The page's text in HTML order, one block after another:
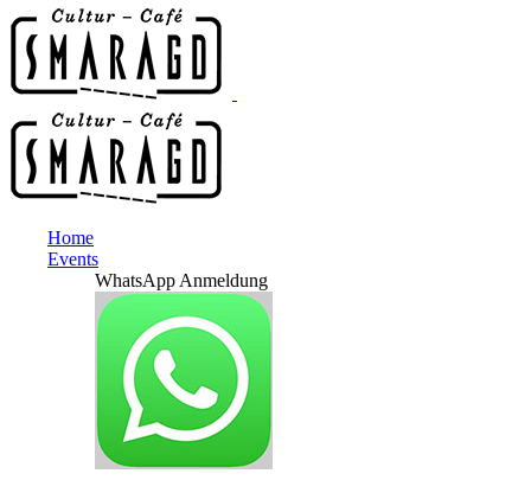
Home
Events
WhatsApp Anmeldung